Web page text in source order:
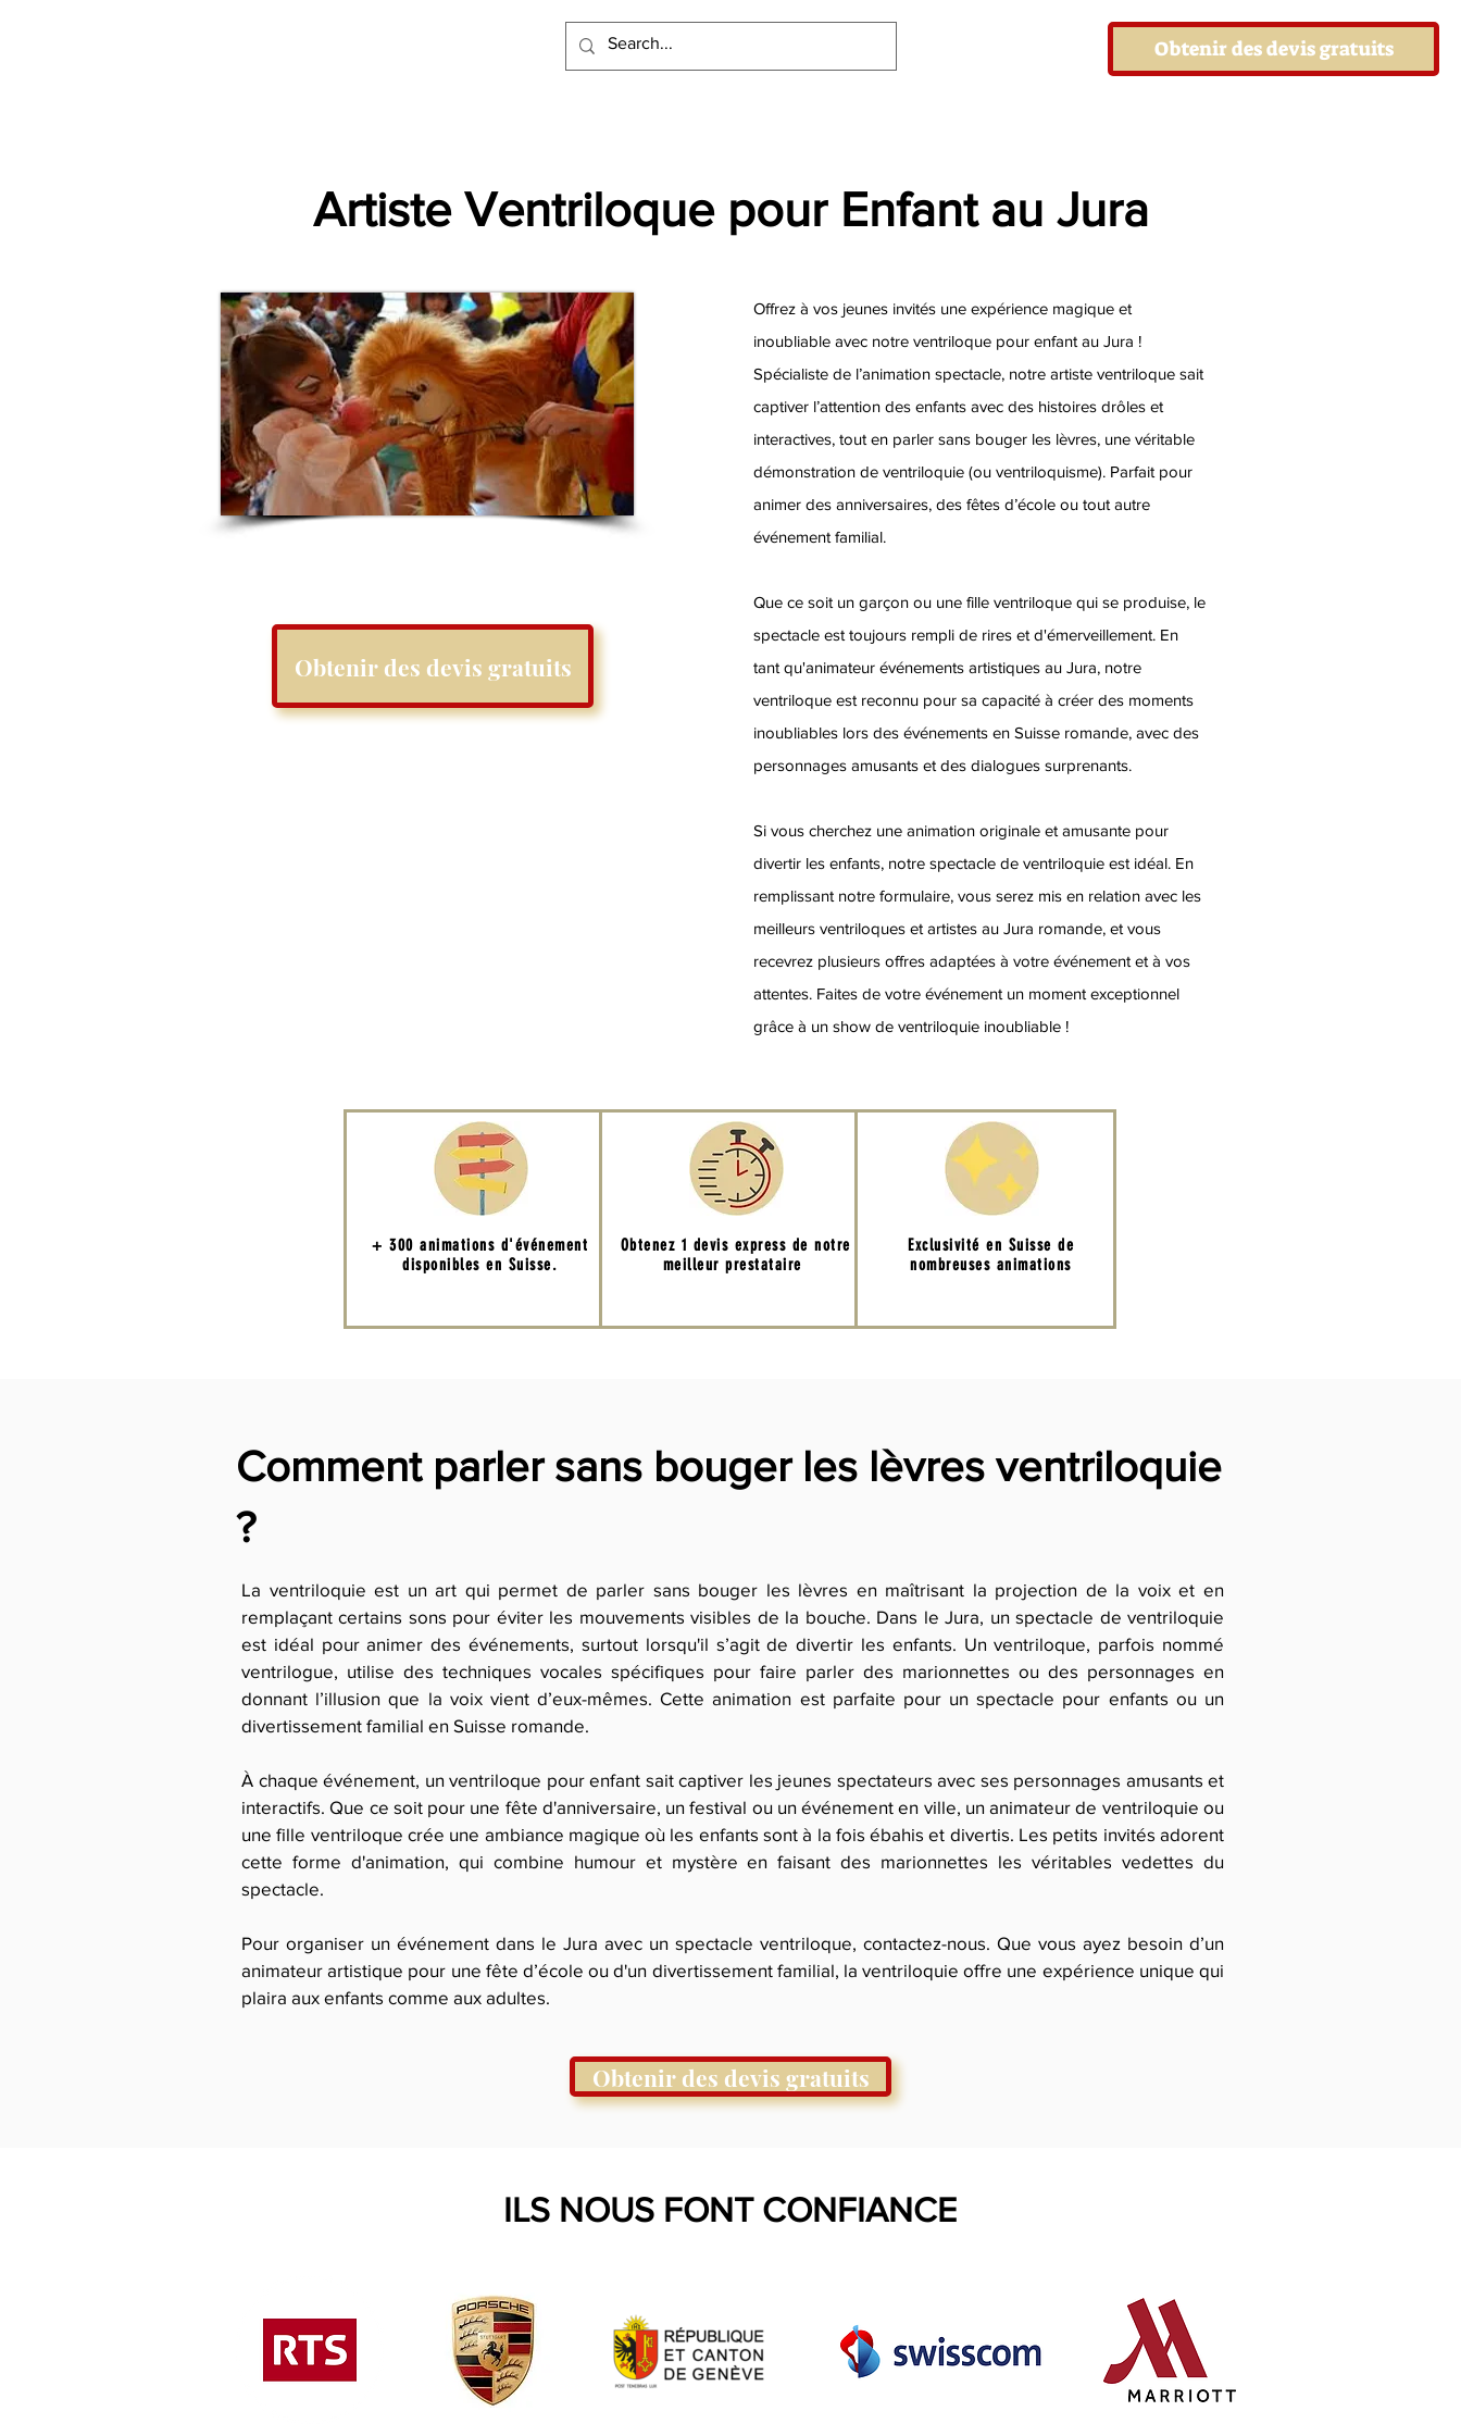
Obtenir des devis gratuits
Artiste Ventriloque pour Enfant au Jura
Obtenir des devis gratuits
Offrez à vos jeunes invités une expérience magique et
inoubliable avec notre ventriloque pour enfant au Jura !
Spécialiste de l’animation spectacle, notre artiste ventriloque sait
captiver l’attention des enfants avec des histoires drôles et
interactives, tout en parler sans bouger les lèvres, une véritable
démonstration de ventriloquie (ou ventriloquisme). Parfait pour
animer des anniversaires, des fêtes d’école ou tout autre
événement familial.
Que ce soit un garçon ou une fille ventriloque qui se produise, le
spectacle est toujours rempli de rires et d'émerveillement. En
tant qu'animateur événements artistiques au Jura, notre
ventriloque est reconnu pour sa capacité à créer des moments
inoubliables lors des événements en Suisse romande, avec des
personnages amusants et des dialogues surprenants.
Si vous cherchez une animation originale et amusante pour
divertir les enfants, notre spectacle de ventriloquie est idéal. En
remplissant notre formulaire, vous serez mis en relation avec les
meilleurs ventriloques et artistes au Jura romande, et vous
recevrez plusieurs offres adaptées à votre événement et à vos
attentes. Faites de votre événement un moment exceptionnel
grâce à un show de ventriloquie inoubliable !
+ 300 animations d'événement
disponibles en Suisse.
Obtenez 1 devis express de notre
meilleur prestataire
Exclusivité en Suisse de
nombreuses animations
Comment parler sans bouger les lèvres ventriloquie
?
La ventriloquie est un art qui permet de parler sans bouger les lèvres en maîtrisant la projection de la voix et en
remplaçant certains sons pour éviter les mouvements visibles de la bouche. Dans le Jura, un spectacle de ventriloquie
est idéal pour animer des événements, surtout lorsqu'il s’agit de divertir les enfants. Un ventriloque, parfois nommé
ventrilogue, utilise des techniques vocales spécifiques pour faire parler des marionnettes ou des personnages en
donnant l’illusion que la voix vient d’eux-mêmes. Cette animation est parfaite pour un spectacle pour enfants ou un
divertissement familial en Suisse romande.
À chaque événement, un ventriloque pour enfant sait captiver les jeunes spectateurs avec ses personnages amusants et
interactifs. Que ce soit pour une fête d'anniversaire, un festival ou un événement en ville, un animateur de ventriloquie ou
une fille ventriloque crée une ambiance magique où les enfants sont à la fois ébahis et divertis. Les petits invités adorent
cette forme d'animation, qui combine humour et mystère en faisant des marionnettes les véritables vedettes du
spectacle.
Pour organiser un événement dans le Jura avec un spectacle ventriloque, contactez-nous. Que vous ayez besoin d’un
animateur artistique pour une fête d’école ou d'un divertissement familial, la ventriloquie offre une expérience unique qui
plaira aux enfants comme aux adultes.
Obtenir des devis gratuits
ILS NOUS FONT CONFIANCE